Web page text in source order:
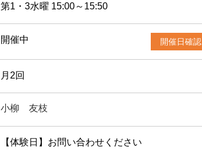
第1・3水曜 15:00～15:50
開催中 開催日確認
月2回
小柳 友枝
【体験日】お問い合わせください